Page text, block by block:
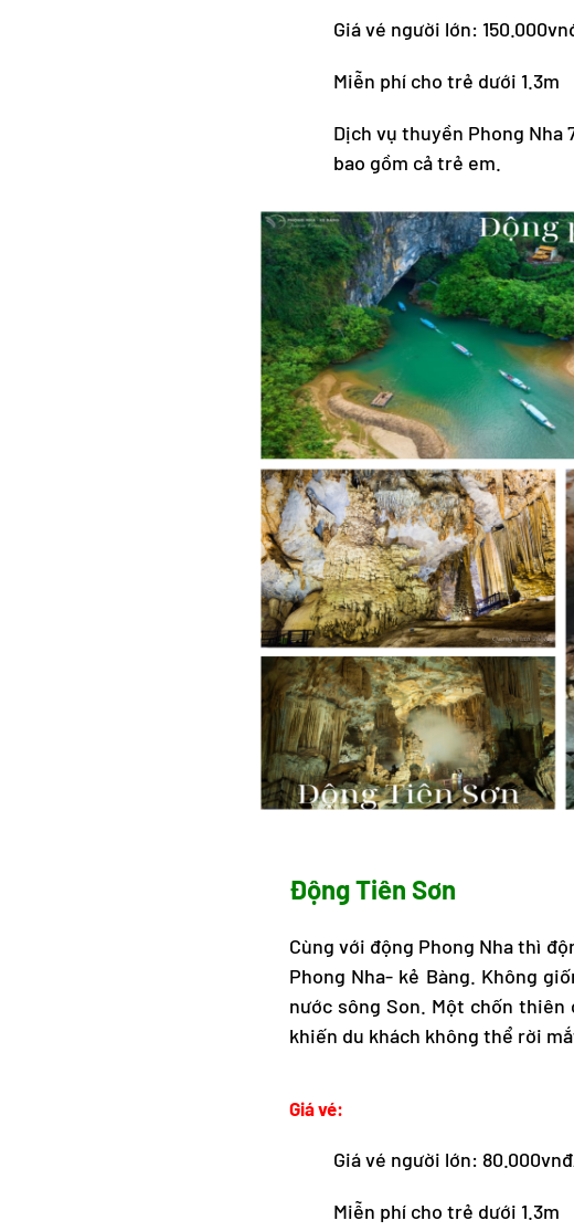
Giá vé người lớn:
Miễn phí cho trẻ dưới 1.3m
Dịch vụ thuyền Phong Nha
bao gồm cả trẻ em.
Động Tiên Sơn
Cùng với động Phong Nha thì
Phong Nha- kẻ Bàng. Không
nước sông Son. Một chốn
khiến du khách không thể rời
Giá vé:
Giá vé người lớn:
Miễn phí cho trẻ dưới 1.3m